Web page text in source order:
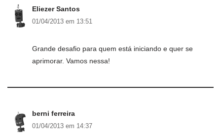
Eliezer Santos
01/04/2013 em 13:51
Grande desafio para quem está iniciando e quer se
aprimorar. Vamos nessa!
berni ferreira
01/04/2013 em 14:37